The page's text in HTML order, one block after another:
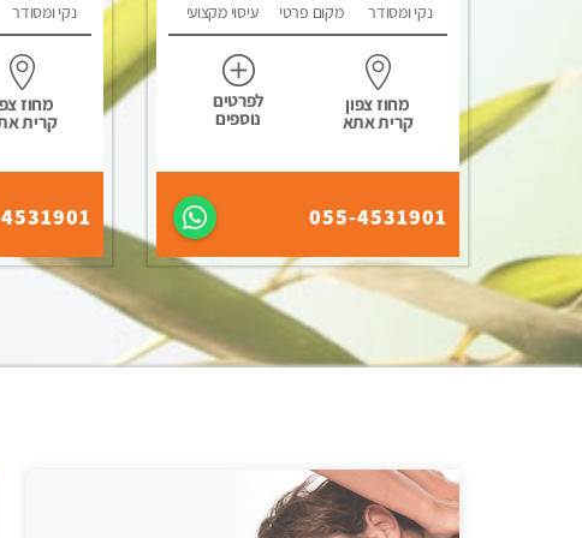
נקי ומסודר מקום פרטי עיסוי מקצועי
מחוז צפון
קרית אתא
לפרטים
נוספים
055-4531901
נקי ומסודר
מחוז
קרית